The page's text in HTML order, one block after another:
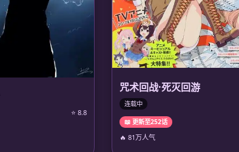
⭐ 8.8
咒术回战·死灭回游
连载中
📖 更新至252话
🔥 81万人气